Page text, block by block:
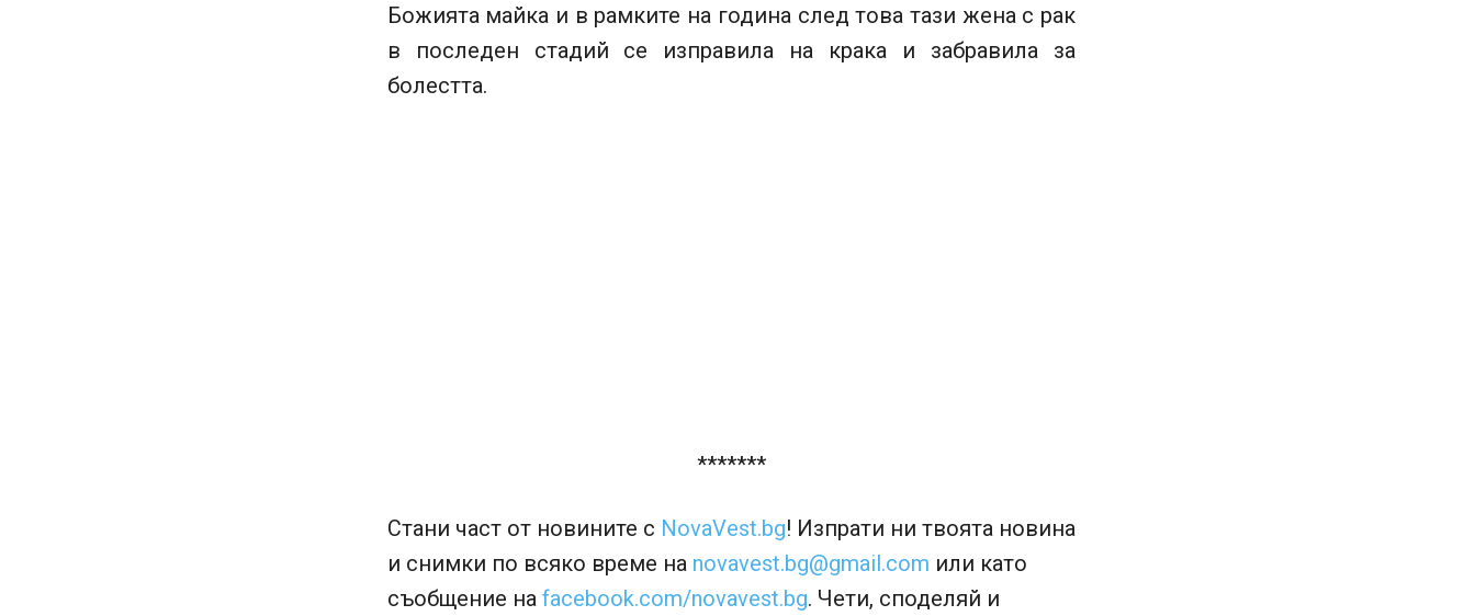
Божията майка и в рамките на година след това тази жена с рак
в последен стадий се изправила на крака и забравила за
болестта.
*******
Стани част от новините с NovaVest.bg! Изпрати ни твоята новина
и снимки по всяко време на novavest.bg@gmail.com или като
съобщение на facebook.com/novavest.bg. Чети, споделяй и